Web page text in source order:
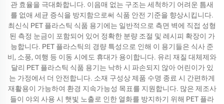
관 효율을 극대화합니다. 이음매 없는 구조는 세척하기 어려운 틈새
를 없애 세균 증식을 방지함으로써 식품 안전 기준을 향상시킵니다.
최신식 PET 플라스틱 식품 용기에는 일반적으로 측면 벽에 직접 성형
된 측정 눈금이 포함되어 있어 정확한 분량 조절 및 레시피 확장이 가
능합니다. PET 플라스틱의 경량 특성으로 인해 이 용기들은 식사 준
비, 소풍, 여행 등 이동 시에도 휴대가 용이합니다. 유리 재질 대체제와
달리 PET 플라스틱 식품 용기는 낙하 시 파손되지 않아 어린이가 있
는 가정에서 더 안전합니다. 소재 구성상 제품 수명 종료 시 간편하게
재활용이 가능하여 환경 지속가능성 목표를 지원합니다. 많은 제조사
들이 야외 사용 시 햇빛 노출로 인한 열화를 방지하기 위해 PET 플라